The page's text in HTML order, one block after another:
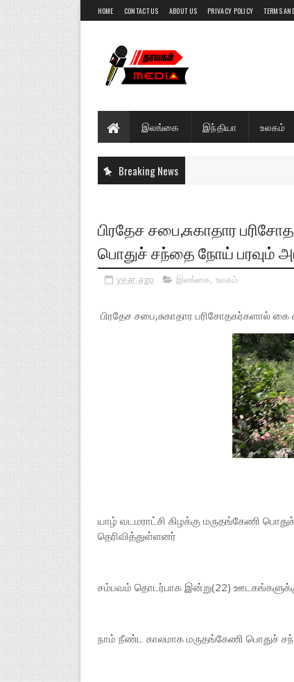
HOME CONTACT US ABOUT US PRIVACY POLICY TERMS
இலங்கை இந்தியா உலகம்
Breaking News
பிரதேச சபை,சுகாதார
பொதுச் சந்தை நோய் பரவும்
year ago இலங்கை, உலகம்
பிரதேச சபை,சுகாதார பரிசோதகர்களால்
யாழ் வடமராட்சி கிழக்கு மருதங்கேணி
தெரிவித்துள்ளனர்
சம்பவம் தொடர்பாக இன்று(22)
நாம் நீண்ட காலமாக மருதங்கேணி பொதுச்